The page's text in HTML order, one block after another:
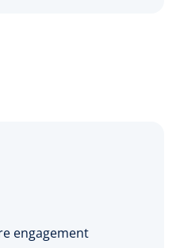
engagement